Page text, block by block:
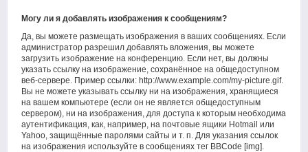
Могу ли я добавлять изображения к сообщениям?
Да, вы можете размещать изображения в ваших сообщениях. Если
администратор разрешил добавлять вложения, вы можете
загрузить изображение на конференцию. Если нет, вы должны
указать ссылку на изображение, сохранённое на общедоступном
веб-сервере. Пример ссылки: http://www.example.com/my-picture.gif.
Вы не можете указывать ссылку ни на изображения, хранящиеся
на вашем компьютере (если он не является общедоступным
сервером), ни на изображения, для доступа к которым необходима
аутентификация, как, например, на почтовые ящики Hotmail или
Yahoo, защищённые паролями сайты и т. п. Для указания ссылок
на изображения используйте в сообщениях тег BBCode [img].